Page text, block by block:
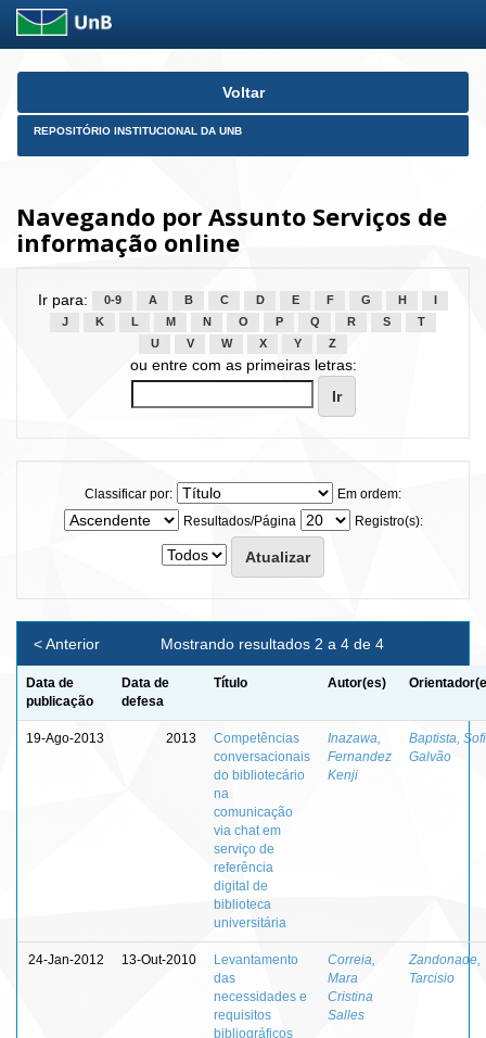
Skip
Voltar
REPOSITÓRIO INSTITUCIONAL DA UNB
Navegando por Assunto Serviços de
informação online
Ir para: 0-9 A B C D E F G H
J
K L M N O P Q R S
T
U
V W X Y Z
ou entre com as primeiras letras:
Classificar por:
Em ordem:
Resultados/Página
Registro(s):
Mostrando resultados 2 a 4 de 4
< Anterior
Data de
publicação
Data de
defesa
Título Autor(es)
19-Ago-2013 2013
Competências
conversacionais
do bibliotecário
na
comunicação
via chat em
serviço de
referência
digital de
biblioteca
universitária
Inazawa,
Fernandez
Kenji
Baptista,
Galvão
24-Jan-2012 13-Out-2010
Levantamento
das
necessidades e
requisitos
bibliográficos
Correia,
Mara
Cristina
Salles
Zandonade,
Tarcisio